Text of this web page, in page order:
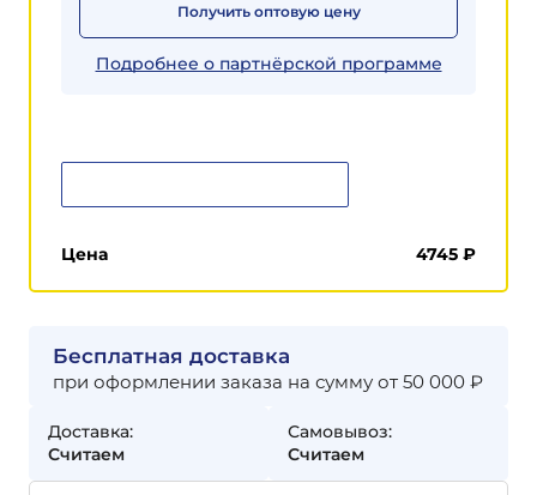
Получить оптовую цену
Подробнее о партнёрской программе
Цена 4745 ₽
Бесплатная доставка
при оформлении заказа на сумму от 50 000 ₽
Доставка:
Считаем
Самовывоз:
Считаем